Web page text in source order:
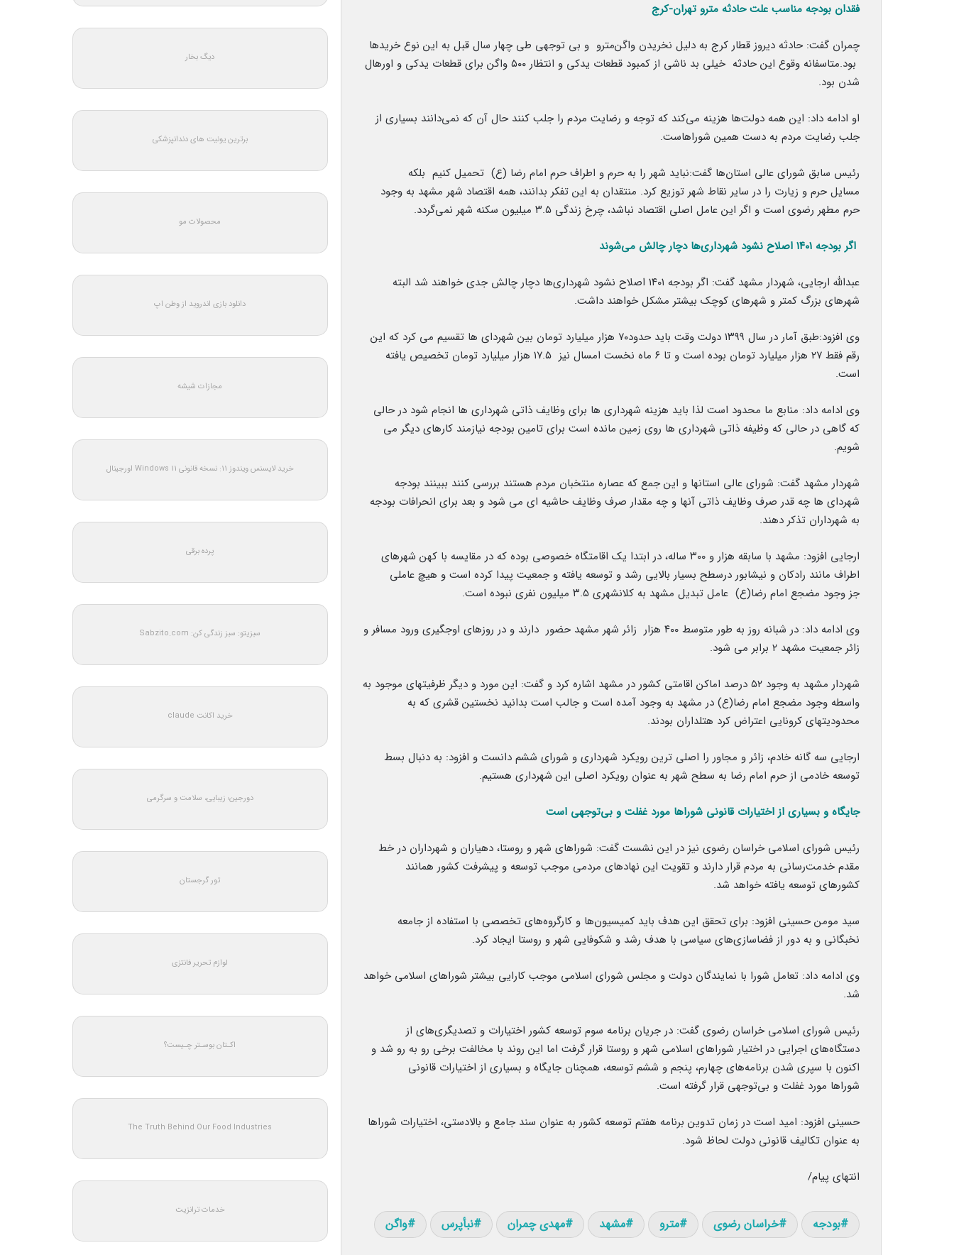
فقدان بودجه مناسب علت حادثه مترو تهران-کرج
چمران گفت: حادثه دیروز قطار کرج به دلیل نخریدن واگن‌مترو و بی توجهی طی چهار سال قبل به این نوع خریدها
بود.متاسفانه وقوع این حادثه خیلی بد ناشی از کمبود قطعات یدکی و انتظار ۵۰۰ واگن برای قطعات یدکی و اورهال
شدن بود.
او ادامه داد: این همه دولت‌ها هزینه می‌کند که توجه و رضایت مردم را جلب کنند حال آن که نمی‌دانند بسیاری از
جلب رضایت مردم به دست همین شوراهاست.
رئیس سابق شورای عالی استان‌ها گفت:نباید شهر را به حرم و اطراف حرم امام رضا (ع) تحمیل کنیم بلکه
مسایل حرم و زیارت را در سایر نقاط شهر توزیع کرد. منتقدان به این تفکر بدانند، همه اقتصاد شهر مشهد به وجود
حرم مطهر رضوی است و اگر این عامل اصلی اقتصاد نباشد، چرخ زندگی ۳.۵ میلیون سکنه شهر نمی‌گردد.
اگر بودجه ۱۴۰۱ اصلاح نشود شهرداری‌ها دچار چالش می‌شوند
عبدالله ارجایی، شهردار مشهد گفت: اگر بودجه ۱۴۰۱ اصلاح نشود شهرداری‌ها دچار چالش جدی خواهند شد البته
شهرهای بزرگ کمتر و شهرهای کوچک بیشتر مشکل خواهند داشت.
وی افزود:طبق آمار در سال ۱۳۹۹ دولت وقت باید حدود۷۰ هزار میلیارد تومان بین شهردای ها تقسیم‌ می کرد که این
رقم فقط ۲۷ هزار میلیارد تومان بوده است و تا ۶ ماه نخست امسال نیز ۱۷.۵ هزار میلیارد تومان تخصیص یافته
است.
وی ادامه داد: منابع ما محدود است لذا باید هزینه شهرداری ها برای وظایف ذاتی شهرداری ها انجام شود در حالی
که گاهی در حالی که وظیفه ذاتی شهرداری ها روی زمین مانده است برای تامین بودجه نیازمند کارهای دیگر می
شویم.
شهردار مشهد گفت: شورای عالی استانها و این‌ جمع که عصاره منتخبان مردم هستند بررسی کنند ببینند بودجه
شهردای ها چه قدر صرف وظایف ذاتی آنها و چه مقدار صرف وظایف حاشیه ای می شود و بعد برای انحرافات بودجه
به شهرداران تذکر دهند.
ارجایی افزود: مشهد با سابقه هزار و ۳۰۰ ساله، در ابتدا یک اقامتگاه خصوصی بوده که در مقایسه با کهن شهرهای
اطراف مانند رادکان و نیشابور درسطح بسیار بالایی رشد و توسعه یافته و جمعیت پیدا کرده است و هیچ عاملی
جز وجود مضجع امام رضا(ع) عامل تبدیل مشهد به کلانشهری ۳.۵ میلیون نفری نبوده است.
وی ادامه داد: در شبانه روز به طور متوسط ۴۰۰ هزار زائر شهر مشهد حضور دارند و در روزهای اوجگیری ورود مسافر و
زائر جمعیت مشهد ۲ برابر می شود.
شهردار مشهد به وجود ۵۲ درصد اماکن اقامتی کشور در مشهد اشاره کرد و گفت: این مورد و دیگر ظرفیتهای موجود به
واسطه وجود مضجع امام رضا(ع) در مشهد به وجود آمده است و جالب است بدانید نخستین قشری که به
محدودیتهای کرونایی اعتراض کرد هتلداران بودند.
ارجایی سه گانه خادم، زائر و مجاور را اصلی ترین رویکرد شهرداری و شورای ششم دانست و افزود: به دنبال بسط
توسعه خادمی از حرم امام رضا به سطح شهر به عنوان رویکرد اصلی این شهرداری هستیم.
جایگاه و بسیاری از اختیارات قانونی شوراها مورد غفلت و بی‌توجهی است
رئیس شورای اسلامی خراسان رضوی نیز در این نشست گفت: شوراهای شهر و روستا، دهیاران و شهرداران در خط
مقدم خدمت‌رسانی به مردم قرار دارند و تقویت این نهادهای مردمی موجب توسعه و پیشرفت کشور همانند
کشورهای توسعه یافته خواهد شد.
سید مومن حسینی افزود: برای تحقق این هدف باید کمیسیون‌ها و کارگروه‌های تخصصی با استفاده از جامعه
نخبگانی و به دور از فضاسازی‌های سیاسی با هدف رشد و شکوفایی شهر و روستا ایجاد کرد.
وی ادامه داد: تعامل شورا با نمایندگان دولت و مجلس شورای اسلامی موجب کارایی بیشتر شوراهای اسلامی خواهد
شد.
رئیس شورای اسلامی خراسان رضوی گفت: در جریان برنامه سوم توسعه کشور اختیارات و تصدیگری‌های از
دستگاه‌های اجرایی در اختیار شوراهای اسلامی شهر و روستا قرار گرفت اما این روند با مخالفت برخی رو به رو شد و
اکنون با سپری شدن برنامه‌های چهارم، پنجم و ششم توسعه، همچنان جایگاه و بسیاری از اختیارات قانونی
شوراها مورد غفلت و بی‌توجهی قرار گرفته است.
حسینی افزود: امید است در زمان تدوین برنامه هفتم توسعه کشور به عنوان سند جامع و بالادستی، اختیارات شوراها
به عنوان تکالیف قانونی دولت لحاظ شود.
انتهای پیام/
بودجه خراسان رضوی مترو مشهد مهدی چمران نبأپرس واگن
دیگ بخار
برترین یونیت های دندانپزشکی
محصولات مو
دانلود بازی اندروید از وطن اپ
مجازات شیشه
خرید لایسنس ویندوز 11: نسخه قانونی Windows 11 اورجینال
پرده برقی
سبزیتو: سبز زندگی کن: Sabzito.com
خرید اکانت claude
دورجین؛ زیبایی، سلامت و سرگرمی
تور گرجستان
لوازم تحریر فانتزی
اکـتان بوسـتر چـیست؟
The Truth Behind Our Food Industries
خدمات ترانزیت